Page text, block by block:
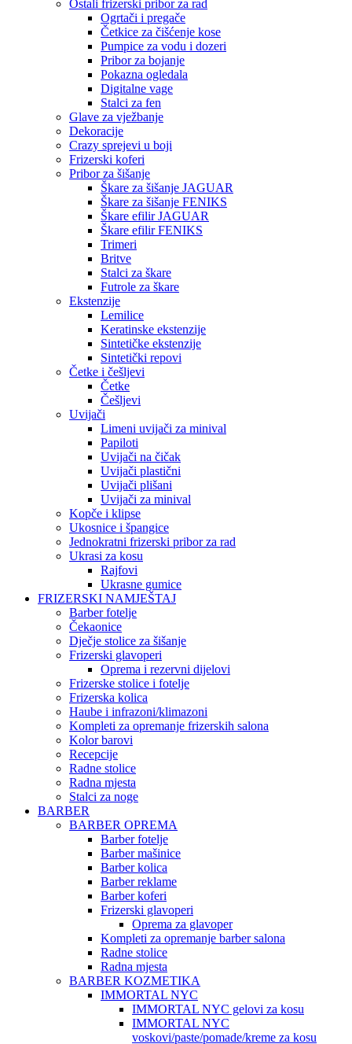
Ostali frizerski pribor za rad
Ogrtači i pregače
Četkice za čišćenje kose
Pumpice za vodu i dozeri
Pribor za bojanje
Pokazna ogledala
Digitalne vage
Stalci za fen
Glave za vježbanje
Dekoracije
Crazy sprejevi u boji
Frizerski koferi
Pribor za šišanje
Škare za šišanje JAGUAR
Škare za šišanje FENIKS
Škare efilir JAGUAR
Škare efilir FENIKS
Trimeri
Britve
Stalci za škare
Futrole za škare
Ekstenzije
Lemilice
Keratinske ekstenzije
Sintetičke ekstenzije
Sintetički repovi
Četke i češljevi
Četke
Češljevi
Uvijači
Limeni uvijači za minival
Papiloti
Uvijači na čičak
Uvijači plastični
Uvijači plišani
Uvijači za minival
Kopče i klipse
Ukosnice i špangice
Jednokratni frizerski pribor za rad
Ukrasi za kosu
Rajfovi
Ukrasne gumice
FRIZERSKI NAMJEŠTAJ
Barber fotelje
Čekaonice
Dječje stolice za šišanje
Frizerski glavoperi
Oprema i rezervni dijelovi
Frizerske stolice i fotelje
Frizerska kolica
Haube i infrazoni/klimazoni
Kompleti za opremanje frizerskih salona
Kolor barovi
Recepcije
Radne stolice
Radna mjesta
Stalci za noge
BARBER
BARBER OPREMA
Barber fotelje
Barber mašinice
Barber kolica
Barber reklame
Barber koferi
Frizerski glavoperi
Oprema za glavoper
Kompleti za opremanje barber salona
Radne stolice
Radna mjesta
BARBER KOZMETIKA
IMMORTAL NYC
IMMORTAL NYC gelovi za kosu
IMMORTAL NYC
voskovi/paste/pomade/kreme za kosu